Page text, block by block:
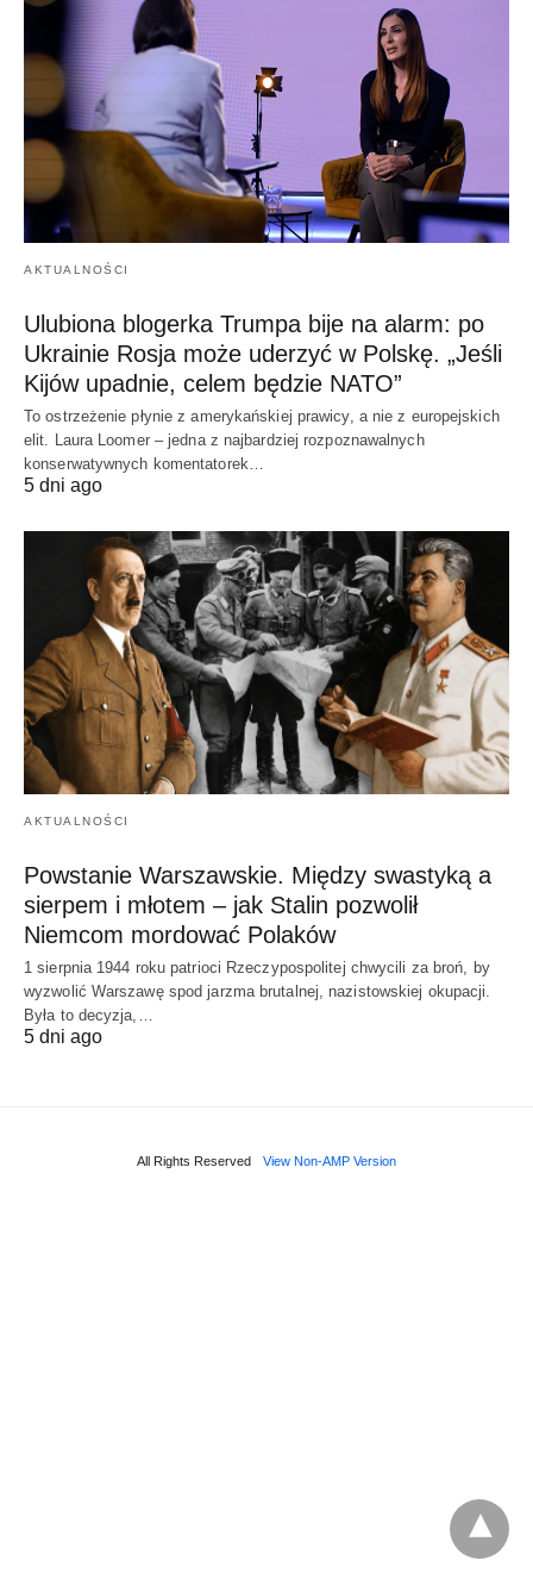
AKTUALNOŚCI
Ulubiona blogerka Trumpa bije na alarm: po
Ukrainie Rosja może uderzyć w Polskę. „Jeśli
Kijów upadnie, celem będzie NATO”
To ostrzeżenie płynie z amerykańskiej prawicy, a nie z europejskich
elit. Laura Loomer – jedna z najbardziej rozpoznawalnych
konserwatywnych komentatorek…
5 dni ago
AKTUALNOŚCI
Powstanie Warszawskie. Między swastyką a
sierpem i młotem – jak Stalin pozwolił
Niemcom mordować Polaków
1 sierpnia 1944 roku patrioci Rzeczypospolitej chwycili za broń, by
wyzwolić Warszawę spod jarzma brutalnej, nazistowskiej okupacji.
Była to decyzja,…
5 dni ago
All Rights Reserved View Non-AMP Version